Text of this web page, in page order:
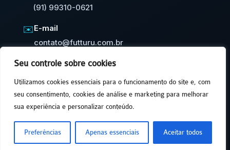
Seu controle sobre cookies
Utilizamos cookies essenciais para o funcionamento do site e, com
seu consentimento, cookies de análise e marketing para melhorar
sua experiência e personalizar conteúdo.
Preferências Apenas essenciais Aceitar todos
(91) 99310-0621
✉️E-mail
contato@futturu.com.br
⚡Resposta em até 24h úteis
© 2026 FUTTURU® • T.D.R. • Feito por humanos. 🤖
não. • Site orgânico.